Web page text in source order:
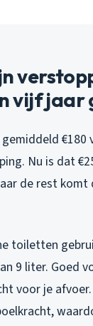
vijf jaar
€180
Nu is dat
de rest
toiletten
9 liter. Goed
voor je